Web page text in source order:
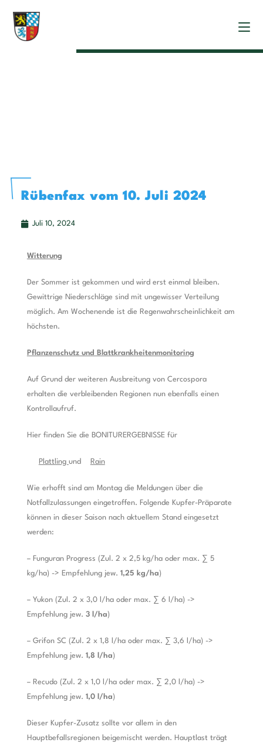
Rübenfax vom 10. Juli 2024
Juli 10, 2024
Witterung
Der Sommer ist gekommen und wird erst einmal bleiben.
Gewittrige Niederschläge sind mit ungewisser Verteilung
möglich. Am Wochenende ist die Regenwahrscheinlichkeit am
höchsten.
Pflanzenschutz und Blattkrankheitenmonitoring
Auf Grund der weiteren Ausbreitung von Cercospora
erhalten die verbleibenden Regionen nun ebenfalls einen
Kontrollaufruf.
Hier finden Sie die BONITURERGEBNISSE für
Plattling und Rain
Wie erhofft sind am Montag die Meldungen über die
Notfallzulassungen eingetroffen. Folgende Kupfer-Präparate
können in dieser Saison nach aktuellem Stand eingesetzt
werden:
– Funguran Progress (Zul. 2 x 2,5 kg/ha oder max. ∑ 5
kg/ha) -> Empfehlung jew. 1,25 kg/ha)
– Yukon (Zul. 2 x 3,0 l/ha oder max. ∑ 6 l/ha) ->
Empfehlung jew. 3 l/ha)
– Grifon SC (Zul. 2 x 1,8 l/ha oder max. ∑ 3,6 l/ha) ->
Empfehlung jew. 1,8 l/ha)
– Recudo (Zul. 2 x 1,0 l/ha oder max. ∑ 2,0 l/ha) ->
Empfehlung jew. 1,0 l/ha)
Dieser Kupfer-Zusatz sollte vor allem in den
Hauptbefallsregionen beigemischt werden. Hauptlast trägt